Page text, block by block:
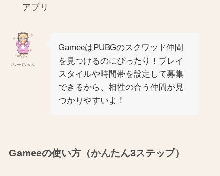
アプリ
みーちゃん
GameeはPUBGのスクワッド仲間
を見つけるのにぴったり！プレイ
スタイルや時間帯を設定して募集
できるから、相性の合う仲間が見
つかりやすいよ！
Gameeの使い方（かんたん3ステップ）